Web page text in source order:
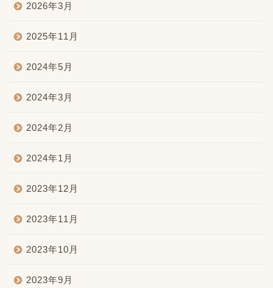
2026年3月
2025年11月
2024年5月
2024年3月
2024年2月
2024年1月
2023年12月
2023年11月
2023年10月
2023年9月